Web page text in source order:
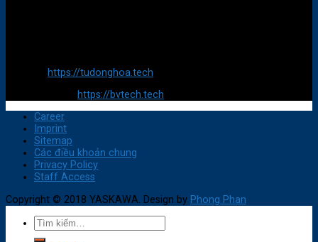
https://tudonghoa.tech
https://bvtech.tech
Career
Imprint
Sitemap
Các điều khoản chung
Privacy Policy
Staff Access
Copyright © 2018 YASKAWA. Design by Phong Phan